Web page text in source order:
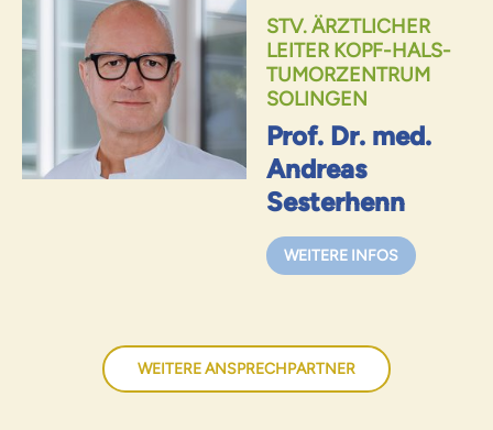
STV. ÄRZTLICHER
LEITER KOPF-HALS-
TUMOR­ZENTRUM
SOLINGEN
Prof. Dr. med.
Andreas
Sesterhenn
WEITERE INFOS
WEITERE ANSPRECHPARTNER